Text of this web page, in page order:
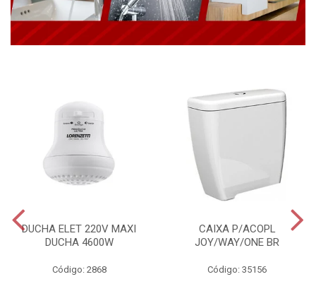
DUCHA ELET 220V MAXI
DUCHA 4600W
Código: 2868
CAIXA P/ACOPL
JOY/WAY/ONE BR
Código: 35156